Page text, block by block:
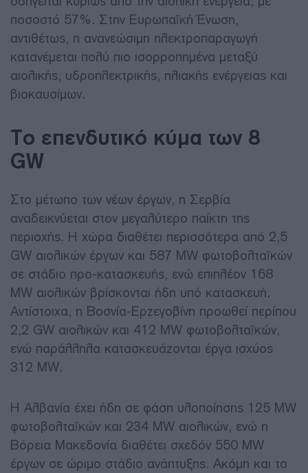
ποσοστό 57%. Στην Ευρωπαϊκή Ένωση,
αντιθέτως, η ανανεώσιμη ηλεκτροπαραγωγή
κατανέμεται πολύ πιο ισορροπημένα μεταξύ
αιολικής, υδροηλεκτρικής, ηλιακής ενέργειας και
βιοκαυσίμων.
Το επενδυτικό κύμα των 8
GW
Στο μέτωπο των νέων έργων, η Σερβία
αναδεικνύεται στον μεγαλύτερο παίκτη της
περιοχής. Η χώρα διαθέτει περισσότερα από 2,5
GW αιολικών έργων και 587 MW φωτοβολταϊκών
σε στάδιο προ-κατασκευής, ενώ επιπλέον 168
MW αιολικών βρίσκονται ήδη υπό κατασκευή.
Αντίστοιχα, η Βοσνία-Ερζεγοβίνη προωθεί περίπου
2,2 GW αιολικών και 412 MW φωτοβολταϊκών,
ενώ παράλληλα κατασκευάζονται έργα ισχύος
312 MW.
Η Αλβανία έχει ήδη σε φάση υλοποίησης 125 MW
φωτοβολταϊκών και 234 MW αιολικών, ενώ η
Βόρεια Μακεδονία διαθέτει σχεδόν 550 MW
έργων σε ώριμο στάδιο ανάπτυξης. Ακόμη και το